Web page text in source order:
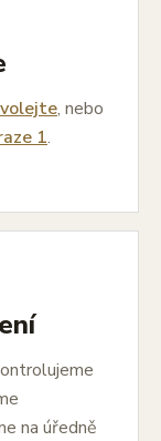
, nebo
1.
na úředně